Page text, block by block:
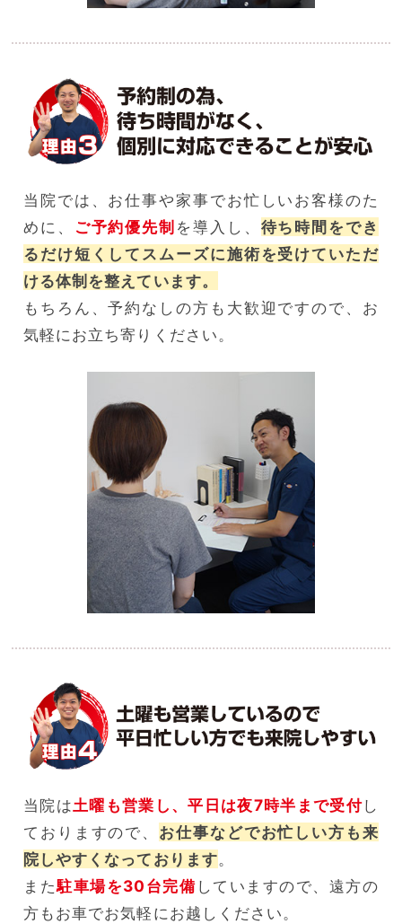
当院では、お仕事や家事でお忙しいお客様のた
めに、
ご予約優先制 を導入し、 待ち時間をでき
るだけ短くしてスムーズに施術を受けていただ
ける体制を整えています。
もちろん、予約なしの方も大歓迎ですので、お
気軽にお立ち寄りください。
当院は土曜も営業し、平日は夜7時半まで受付し
ておりますので、 お仕事などでお忙しい方も来
院しやすくなっております。
また駐車場を30台完備していますので、遠方の
方もお車でお気軽にお越しください。